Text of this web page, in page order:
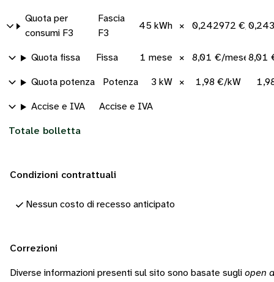
Quota per
consumi F3
Fascia
F3
45 kWh × 0,242972 €/kWh
Quota fissa Fissa 1 mese × 8,01 €/mese8,01
Quota potenza Potenza 3 kW × 1,98 €/kW
Accise e IVA Accise e IVA
Totale bolletta
Condizioni contrattuali
Nessun costo di recesso anticipato
Correzioni
Diverse informazioni presenti sul sito sono basate sugli open